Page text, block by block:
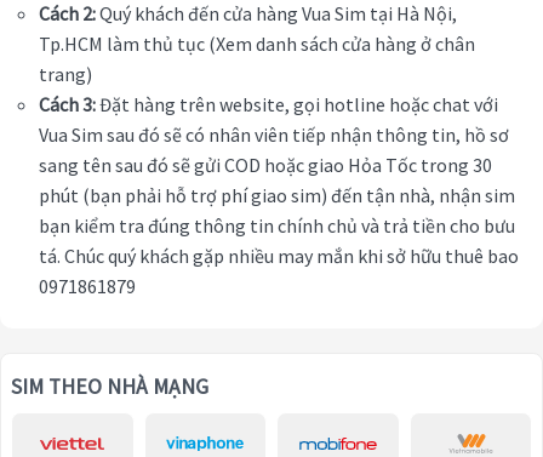
Cách 2:Quý khách đến cửa hàng Vua Sim tại Hà Nội,
Tp.HCM làm thủ tục (Xem danh sách cửa hàng ở chân
trang)
Cách 3:Đặt hàng trên website, gọi hotline hoặc chat với
Vua Sim sau đó sẽ có nhân viên tiếp nhận thông tin, hồ sơ
sang tên sau đó sẽ gửi COD hoặc giao Hỏa Tốc trong 30
phút (bạn phải hỗ trợ phí giao sim) đến tận nhà, nhận sim
bạn kiểm tra đúng thông tin chính chủ và trả tiền cho bưu
tá. Chúc quý khách gặp nhiều may mắn khi sở hữu thuê bao
0971861879
SIM THEO NHÀ MẠNG